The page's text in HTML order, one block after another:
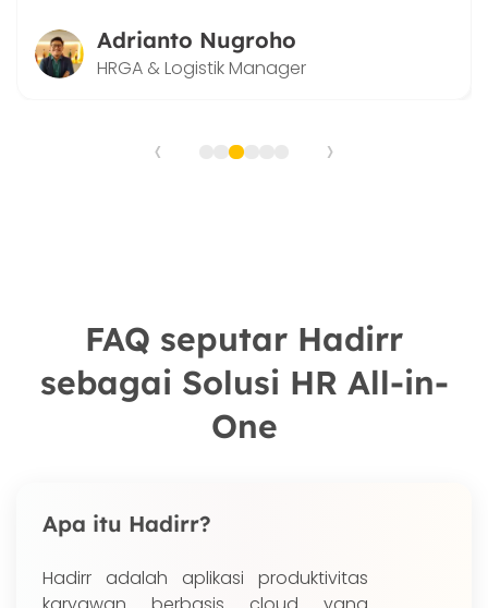
Joko Junianto
Supervisor Sales
‹ ›
FAQ seputar Hadirr
sebagai Solusi HR All-in-
One
Apa itu Hadirr?
Hadirr adalah aplikasi produktivitas